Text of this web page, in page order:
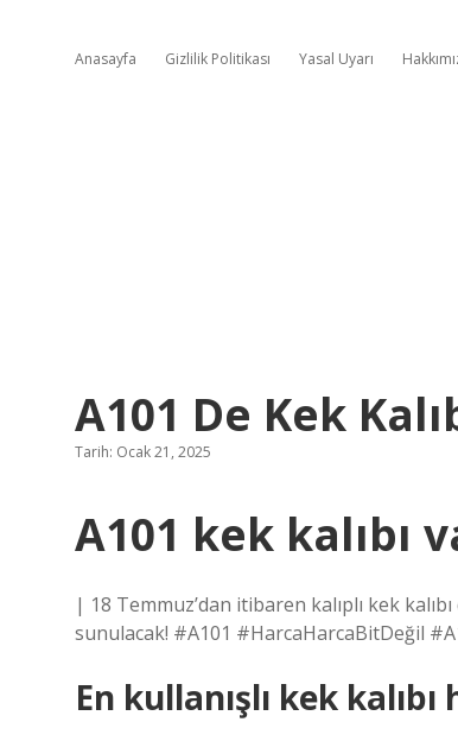
Anasayfa Gizlilik Politikası Yasal Uyarı
A101 De Kek
Tarih: Ocak 21, 2025
A101 kek kalıbı
| 18 Temmuz’dan itibaren kalıplı kek
sunulacak! #A101 #HarcaHarcaBitDeğil
En kullanışlı kek kalıbı